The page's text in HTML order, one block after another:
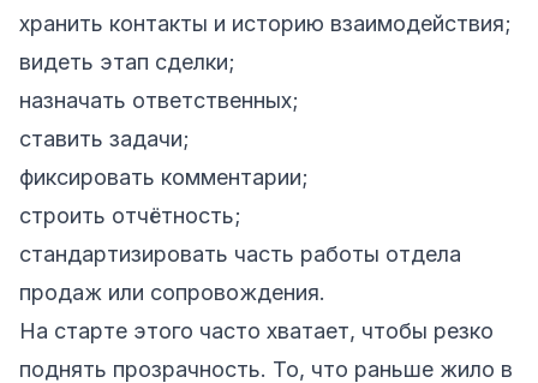
хранить контакты и историю взаимодействия;
видеть этап сделки;
назначать ответственных;
ставить задачи;
фиксировать комментарии;
строить отчётность;
стандартизировать часть работы отдела
продаж или сопровождения.
На старте этого часто хватает, чтобы резко
поднять прозрачность. То, что раньше жило в